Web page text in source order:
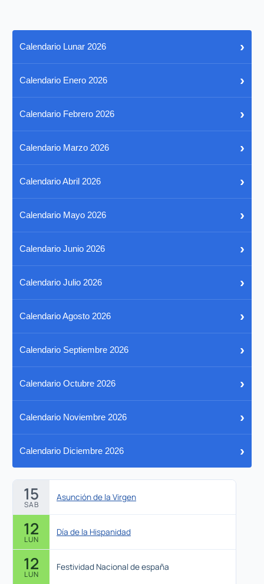
Calendario Lunar 2026 ›
Calendario Enero 2026 ›
Calendario Febrero 2026 ›
Calendario Marzo 2026 ›
Calendario Abril 2026 ›
Calendario Mayo 2026 ›
Calendario Junio 2026 ›
Calendario Julio 2026 ›
Calendario Agosto 2026 ›
Calendario Septiembre 2026 ›
Calendario Octubre 2026 ›
Calendario Noviembre 2026 ›
Calendario Diciembre 2026 ›
15
SAB
Asunción de la Virgen
12
LUN
Día de la Hispanidad
12
LUN
Festividad Nacional de españa